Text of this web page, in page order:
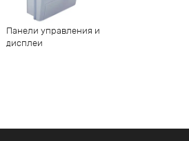
Панели управления и
дисплеи